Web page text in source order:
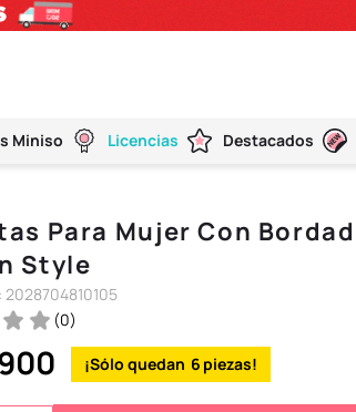
Miniso Licencias Destacados
Para Mujer Con
Style
: 2028704810105
(0)
6